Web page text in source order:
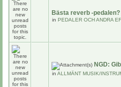
Bästa reverb -pedalen?
in PEDALER OCH ANDRA
NGD:
in ALLMÄNT MUSIK/